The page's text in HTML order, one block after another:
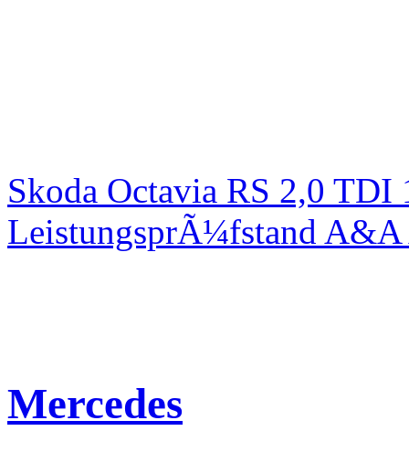
Skoda Octavia RS 2,0
LeistungsprÃ¼fstand
Mercedes